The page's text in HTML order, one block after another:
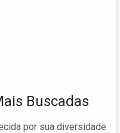
Buscadas
por sua diversidade